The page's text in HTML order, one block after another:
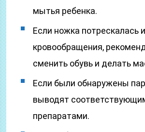
мытья ребенка.
Если ножка потрескалась
кровообращения,
сменить обувь и делать
Если были обнаружены
выводят
препаратами.